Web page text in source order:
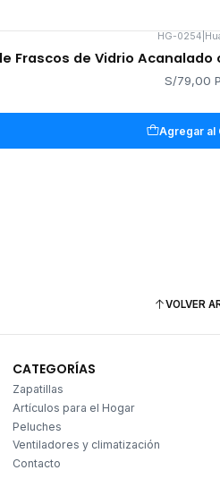
HG-0254
Frascos de Vidrio
S/79,00
Agregar al
VOLVER
CATEGORÍAS
Zapatillas
Artículos para el Hogar
Peluches
Ventiladores y climatización
Contacto